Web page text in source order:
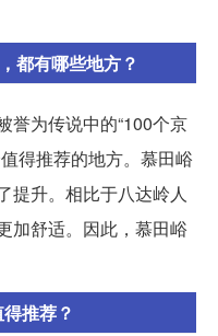
都有哪些地方？
誉为传说中的“100个京
得推荐的地方。慕田峪
提升。相比于八达岭人
加舒适。因此，慕田峪
推荐？